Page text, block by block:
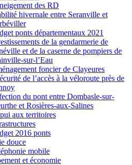
des RD
hivernale entre Seranville et
ponts départementaux 2021
de la gendarmerie de
et de la caserne de pompiers de
sur-l’Eau
foncier de Clayeures
de l’accès à la véloroute près de
du pont entre Dombasle-sur-
et Rosières-aux-Salines
aux territoires
2016 ponts
douce
mobile
et économie